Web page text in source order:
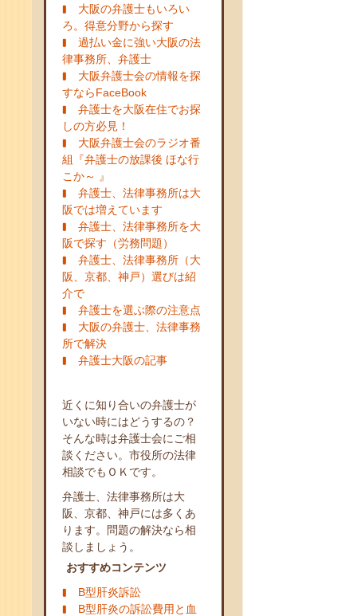
大阪の弁護士もいろい
ろ。得意分野から探す
過払い金に強い大阪の法
律事務所、弁護士
大阪弁護士会の情報を探
すならFaceBook
弁護士を大阪在住でお探
しの方必見！
大阪弁護士会のラジオ番
組『弁護士の放課後 ほな行
こか～ 』
弁護士、法律事務所は大
阪では増えています
弁護士、法律事務所を大
阪で探す（労務問題）
弁護士、法律事務所（大
阪、京都、神戸）選びは紹
介で
弁護士を選ぶ際の注意点
大阪の弁護士、法律事務
所で解決
弁護士大阪の記事
近くに知り合いの弁護士が
いない時にはどうするの？
そんな時は弁護士会にご相
談ください。市役所の法律
相談でもＯＫです。
弁護士、法律事務所は大
阪、京都、神戸には多くあ
ります。問題の解決なら相
談しましょう。
おすすめコンテンツ
B型肝炎訴訟
B型肝炎の訴訟費用と血